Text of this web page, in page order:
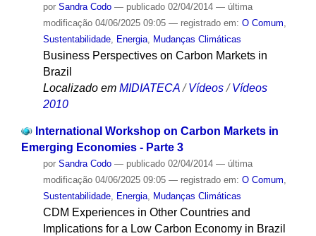
por Sandra Codo — publicado02/04/2014 — última
modificação04/06/2025 09:05 — registrado em: O Comum
Sustentabilidade, Energia, Mudanças Climáticas
Business Perspectives on Carbon Markets in
Brazil
Localizado em MIDIATECA /Vídeos /Vídeos
2010
International Workshop on Carbon Markets in
Emerging Economies - Parte 3
por Sandra Codo — publicado02/04/2014 — última
modificação04/06/2025 09:05 — registrado em: O Comum,
Sustentabilidade, Energia, Mudanças Climáticas
CDM Experiences in Other Countries and
Implications for a Low Carbon Economy in Brazil